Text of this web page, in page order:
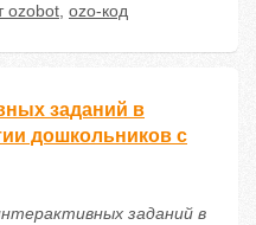
ozobot, оzo-код
заданий в
дошкольников с
заданий в